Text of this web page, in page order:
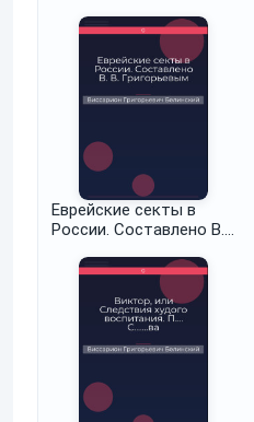
Еврейские секты в
России. Составлено В.